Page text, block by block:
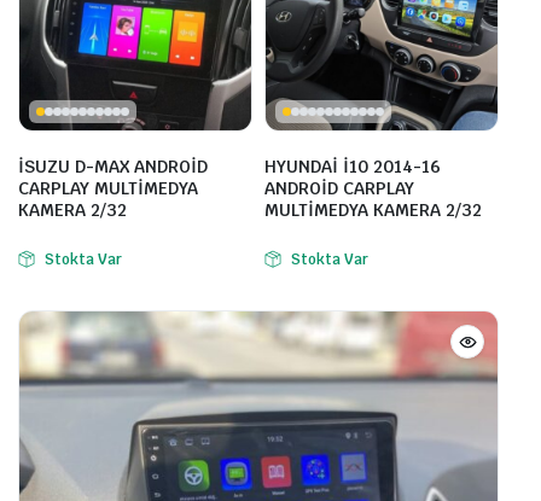
İSUZU D-MAX ANDROİD
CARPLAY MULTİMEDYA
KAMERA 2/32
Stokta Var
HYUNDAİ İ10 2014-16
ANDROİD CARPLAY
MULTİMEDYA KAMERA 2/32
Stokta Var